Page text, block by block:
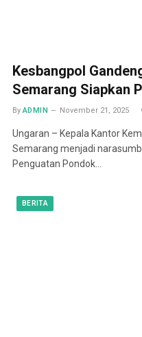
Kesbangpol
Semarang Siapkan
By ADMIN November 21, 2025
Ungaran – Kepala Kantor
Semarang menjadi
Penguatan Pondok…
BERITA